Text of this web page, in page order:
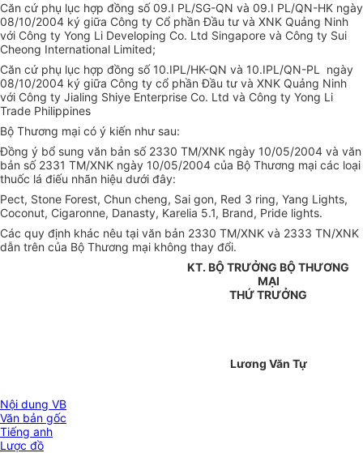
Căn cứ phụ lục hợp đồng số 09.I PL/SG-QN và 09.I PL/QN-HK ngày
08/10/2004 ký giữa Công ty Cổ phần Đầu tư và XNK Quảng Ninh
với Công ty Yong Li Developing Co. Ltd Singapore và Công ty Sui
Cheong International Limited;
Căn cứ phụ lục hợp đồng số 10.IPL/HK-QN và 10.IPL/QN-PL ngày
08/10/2004 ký giữa Công ty cổ phần Đầu tư và XNK Quảng Ninh
với Công ty Jialing Shiye Enterprise Co. Ltd và Công ty Yong Li
Trade Philippines
Bộ Thương mại có ý kiến như sau:
Đồng ý bổ sung văn bản số 2330 TM/XNK ngày 10/05/2004 và văn
bản số 2331 TM/XNK ngày 10/05/2004 của Bộ Thương mại các loại
thuốc lá điếu nhãn hiệu dưới đây:
Pect, Stone Forest, Chun cheng, Sai gon, Red 3 ring, Yang Lights,
Coconut, Cigaronne, Danasty, Karelia 5.1, Brand, Pride lights.
Các quy định khác nêu tại văn bản 2330 TM/XNK và 2333 TN/XNK
dẫn trên của Bộ Thương mại không thay đổi.
KT. BỘ TRƯỞNG BỘ THƯƠNG
MẠI
THỨ TRƯỞNG
Lương Văn Tự
Nội dung VB
Văn bản gốc
Tiếng anh
Lược đồ